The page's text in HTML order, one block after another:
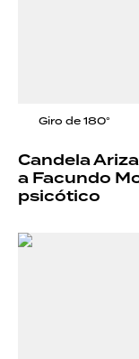
Giro de 180°
Candela
a Facundo
psicótico